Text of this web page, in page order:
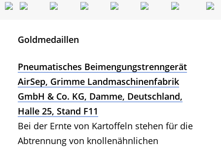
Goldmedaillen
Pneumatisches Beimengungstrenngerät
AirSep, Grimme Landmaschinenfabrik
GmbH & Co. KG, Damme, Deutschland,
Halle 25, Stand F11
Bei der Ernte von Kartoffeln stehen für die
Abtrennung von knollenähnlichen